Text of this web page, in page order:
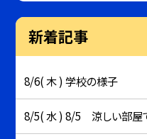
新着記事
8/6( 木 ) 学校の様子
8/5( 水 ) 8/5 涼しい部屋